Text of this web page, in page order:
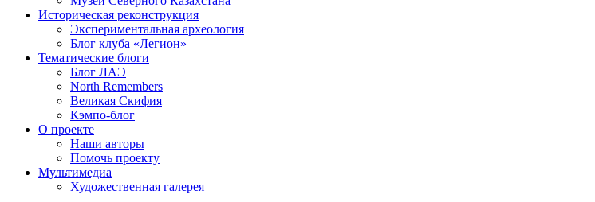
Историческая реконструкция
Экспериментальная археология
Блог клуба «Легион»
Тематические блоги
Блог ЛАЭ
North Remembers
Великая Скифия
Кэмпо-блог
О проекте
Наши авторы
Помочь проекту
Мультимедиа
Художественная галерея